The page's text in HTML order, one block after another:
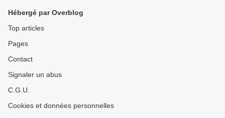
Hébergé par Overblog
Top articles
Pages
Contact
Signaler un abus
C.G.U.
Cookies et données personnelles